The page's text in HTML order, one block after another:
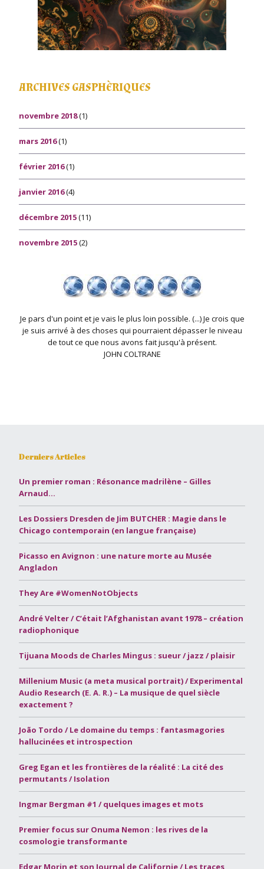
ARCHIVES GASPHÈRIQUES
novembre 2018(1)
mars 2016(1)
février 2016(1)
janvier 2016(4)
décembre 2015(11)
novembre 2015(2)
Je pars d'un point et je vais le plus loin possible. (...) Je crois que
je suis arrivé à des choses qui pourraient dépasser le niveau
de tout ce que nous avons fait jusqu'à présent.
JOHN COLTRANE
Derniers Articles
Un premier roman : Résonance madrilène – Gilles
Arnaud…
Les Dossiers Dresden de Jim BUTCHER : Magie dans le
Chicago contemporain (en langue française)
Picasso en Avignon : une nature morte au Musée
Angladon
They Are #WomenNotObjects
André Velter / C’était l’Afghanistan avant 1978 – création
radiophonique
Tijuana Moods de Charles Mingus : sueur / jazz / plaisir
Millenium Music (a meta musical portrait) / Experimental
Audio Research (E. A. R.) – La musique de quel siècle
exactement ?
João Tordo / Le domaine du temps : fantasmagories
hallucinées et introspection
Greg Egan et les frontières de la réalité : La cité des
permutants / Isolation
Ingmar Bergman #1 / quelques images et mots
Premier focus sur Onuma Nemon : les rives de la
cosmologie transformante
Edgar Morin et son Journal de Californie / Les traces